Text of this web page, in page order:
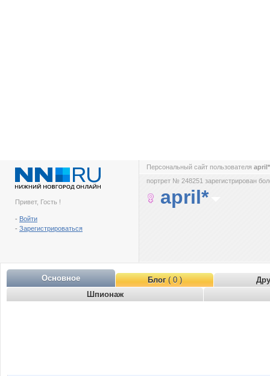
Привет, Гость !
- Войти
- Зарегистрироваться
Персональный сайт пользователя
портрет № 248251 зарегистрирован
april*
Основное Блог( 0 )
Шпионаж